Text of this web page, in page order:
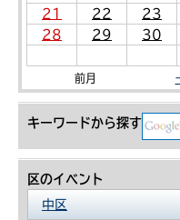
21
22 23
28
29 30
前月
キーワードから探す
区のイベント
中区